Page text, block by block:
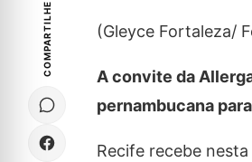
COMPARTILHE (Gleyce Fortaleza/
A convite da
pernambucana
Recife recebe